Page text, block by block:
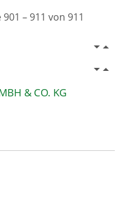
– 911 von 911
& CO. KG